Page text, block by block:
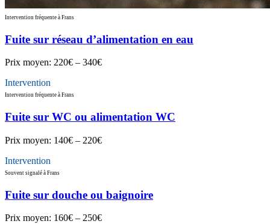
Intervention fréquente à Frans
Fuite sur réseau d’alimentation en eau
Prix moyen: 220€ – 340€
Intervention
Intervention fréquente à Frans
Fuite sur WC ou alimentation WC
Prix moyen: 140€ – 220€
Intervention
Souvent signalé à Frans
Fuite sur douche ou baignoire
Prix moyen: 160€ – 250€